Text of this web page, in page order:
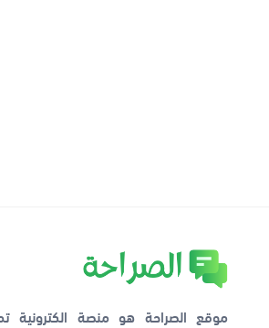
موقع الصراحة هو منصة الكترونية